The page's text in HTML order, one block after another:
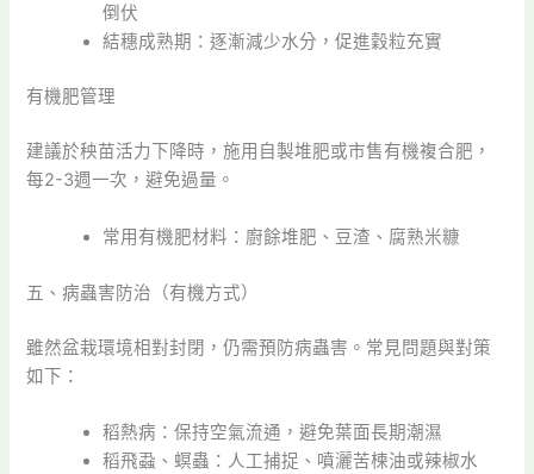
倒伏
結穗成熟期：逐漸減少水分，促進穀粒充實
有機肥管理
建議於秧苗活力下降時，施用自製堆肥或市售有機複合肥，
每2-3週一次，避免過量。
常用有機肥材料：廚餘堆肥、豆渣、腐熟米糠
五、病蟲害防治（有機方式）
雖然盆栽環境相對封閉，仍需預防病蟲害。常見問題與對策
如下：
稻熱病：保持空氣流通，避免葉面長期潮濕
稻飛蝨、螟蟲：人工捕捉、噴灑苦楝油或辣椒水